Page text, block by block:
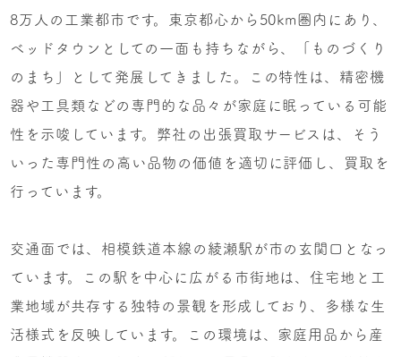
8万人の工業都市です。東京都心から50km圏内にあり、
ベッドタウンとしての一面も持ちながら、「ものづくり
のまち」として発展してきました。この特性は、精密機
器や工具類などの専門的な品々が家庭に眠っている可能
性を示唆しています。弊社の出張買取サービスは、そう
いった専門性の高い品物の価値を適切に評価し、買取を
行っています。
交通面では、相模鉄道本線の綾瀬駅が市の玄関口となっ
ています。この駅を中心に広がる市街地は、住宅地と工
業地域が共存する独特の景観を形成しており、多様な生
活様式を反映しています。この環境は、家庭用品から産